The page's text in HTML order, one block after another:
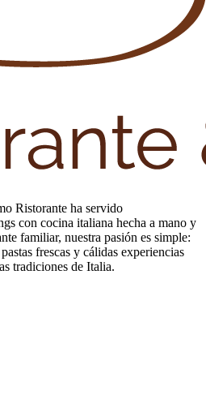
Ristorante ha servido
con cocina italiana hecha a mano y
familiar, nuestra pasión es simple:
frescas y cálidas experiencias
tradiciones de Italia.